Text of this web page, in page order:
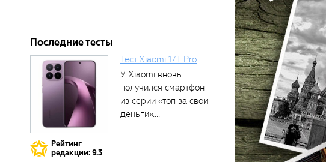
Последние тесты
Рейтинг
редакции: 9.3
Тест Xiaomi 17T Pro
У Xiaomi вновь
получился смартфон
из серии «топ за свои
деньги»....